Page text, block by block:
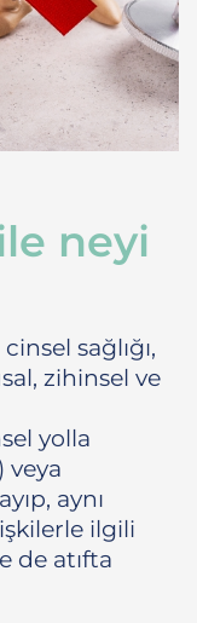
neyi
sağlığı,
zihinsel ve
yolla
veya
aynı
ilgili
de atıfta